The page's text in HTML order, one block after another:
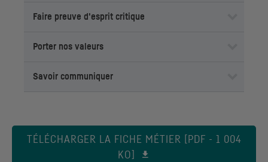
Faire preuve d'esprit critique
Porter nos valeurs
Savoir communiquer
TÉLÉCHARGER LA FICHE MÉTIER [PDF - 1 004
KO]